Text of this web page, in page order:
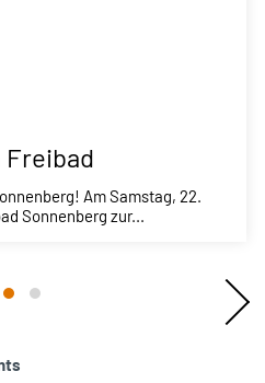
Freibad
Am Samstag, 22.
Sonnenberg zur...